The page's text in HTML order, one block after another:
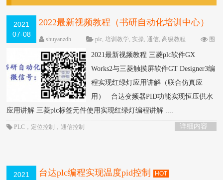
2021
07-08
2022最新视频教程（书研自动化培训中心）
HOTshuyanzdh plc,培训教学, 实操,通信,高级教程
围
2021最新视频教程 三菱plc软件GX
Works2与三菱触摸屏软件GT Designer3编
程实现红绿灯应用讲解（联合仿真应
用） 台达变频器PID功能实现恒压供水
应用讲解 三菱plc标签元件使用实现红绿灯编程讲解 ....
详细内容
PLC ， 定位控制 ，通信控制
2021
台达plc编程实现温度pid控制 HOT